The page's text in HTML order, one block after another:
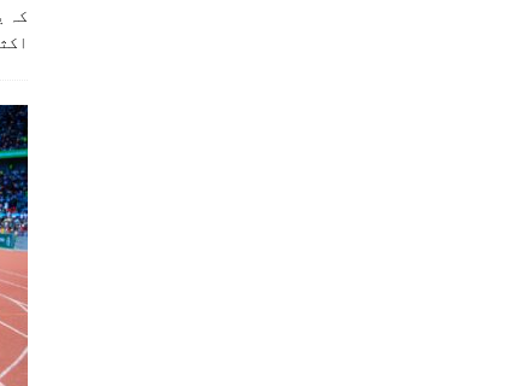
کہ